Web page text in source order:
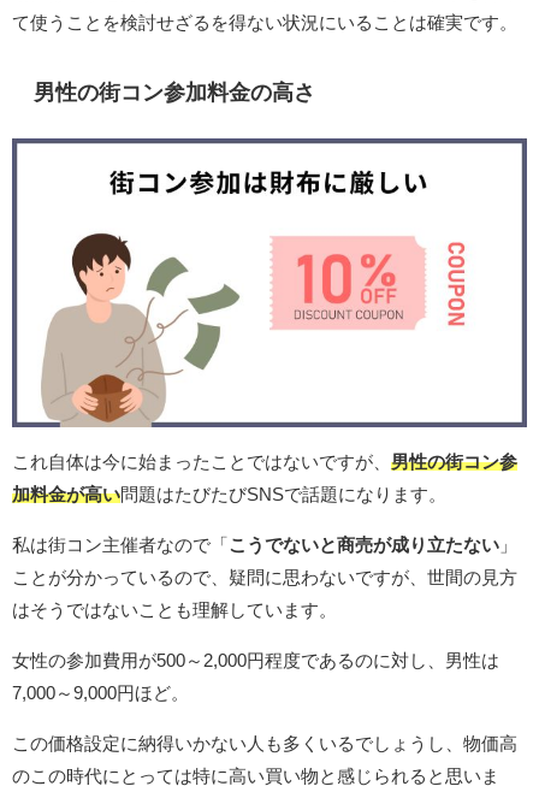
て使うことを検討せざるを得ない状況にいることは確実です。
男性の街コン参加料金の高さ
これ自体は今に始まったことではないですが、 男性の街コン参
加料金が高い問題はたびたびSNSで話題になります。
私は街コン主催者なので「 こうでないと商売が成り立たない 」
ことが分かっているので、疑問に思わないですが、世間の見方
はそうではないことも理解しています。
女性の参加費用が500～2,000円程度であるのに対し、男性は
7,000～9,000円ほど。
この価格設定に納得いかない人も多くいるでしょうし、物価高
のこの時代にとっては特に高い買い物と感じられると思いま